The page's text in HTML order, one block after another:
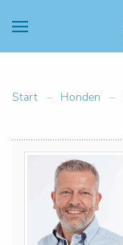
Start Honden